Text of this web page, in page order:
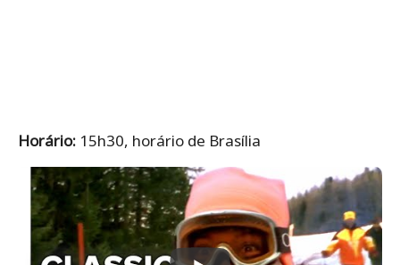
Horário: 15h30, horário de Brasília